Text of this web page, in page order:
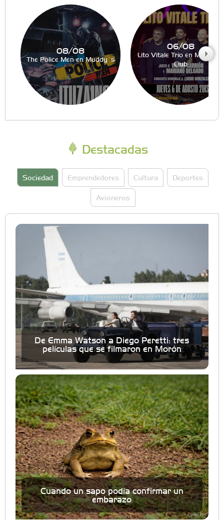
08/08
The Police Men en Muddy´s
06/08
Lito Vitale Trio en Muddy´s
Club
Destacadas
Sociedad Emprendedores Cultura Deportes
Avioneros
De Emma Watson a Diego Peretti: tres
películas que se filmaron en Morón
Cuando un sapo podía confirmar un
embarazo